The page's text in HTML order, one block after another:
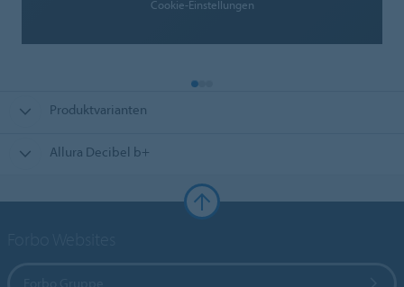
Cookie-Einstellungen
Produktvarianten
Allura Decibel b+